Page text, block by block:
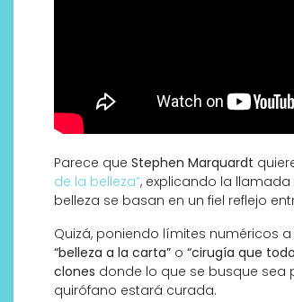
Parece que Stephen Marquardt
de la belleza”, explicando la llamada
belleza se basan en un fiel reflejo
Quizá, poniendo límites numéricos
“belleza a la carta” o “cirugía que
clones donde lo que se busque sea
quirófano estará curada.